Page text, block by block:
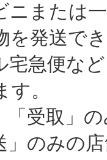
たは一
を発送で
便など
。
取」の
みの店